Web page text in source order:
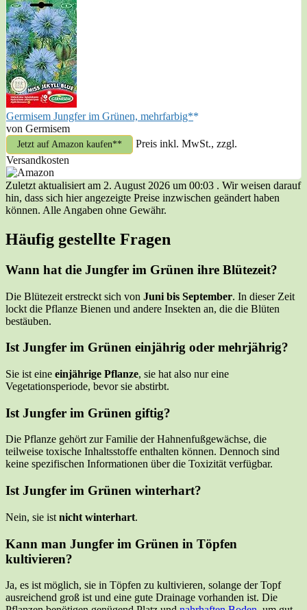
Germisem Jungfer im Grünen, mehrfarbig*
von Germisem
Jetzt auf Amazon kaufen*
Preis inkl. MwSt., zzgl.
Versandkosten
Zuletzt aktualisiert am 2. August 2026 um 00:03 . Wir weisen darauf
hin, dass sich hier angezeigte Preise inzwischen geändert haben
können. Alle Angaben ohne Gewähr.
Häufig gestellte Fragen
Wann hat die Jungfer im Grünen ihre Blütezeit?
Die Blütezeit erstreckt sich von Juni bis September. In dieser Zeit
lockt die Pflanze Bienen und andere Insekten an, die die Blüten
bestäuben.
Ist Jungfer im Grünen einjährig oder mehrjährig?
Sie ist eine einjährige Pflanze, sie hat also nur eine
Vegetationsperiode, bevor sie abstirbt.
Ist Jungfer im Grünen giftig?
Die Pflanze gehört zur Familie der Hahnenfußgewächse, die
teilweise toxische Inhaltsstoffe enthalten können. Dennoch sind
keine spezifischen Informationen über die Toxizität verfügbar.
Ist Jungfer im Grünen winterhart?
Nein, sie ist nicht winterhart.
Kann man Jungfer im Grünen in Töpfen
kultivieren?
Ja, es ist möglich, sie in Töpfen zu kultivieren, solange der Topf
ausreichend groß ist und eine gute Drainage vorhanden ist. Die